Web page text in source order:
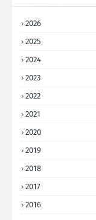
2026
2025
2024
2023
2022
2021
2020
2019
2018
2017
2016